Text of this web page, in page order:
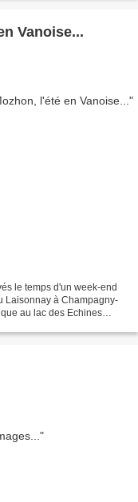
Vanoise...
le temps d'un week-end
Laisonnay à Champagny-
au lac des Echines